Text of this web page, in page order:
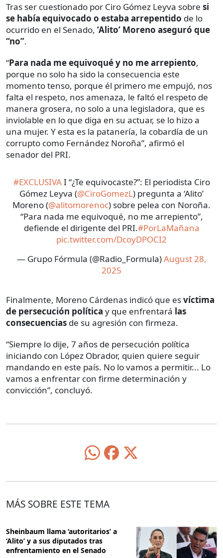
Tras ser cuestionado por Ciro Gómez Leyva sobre si
se había equivocado o estaba arrepentido de lo
ocurrido en el Senado, ‘Alito’ Moreno aseguró que
“no”.
“Para nada me equivoqué y no me arrepiento,
porque no solo ha sido la consecuencia este
momento tenso, porque él primero me empujó, nos
falta el respeto, nos amenaza, le faltó el respeto de
manera grosera, no solo a una legisladora, que es
inviolable en lo que diga en su actuar, se lo hizo a
una mujer. Y esta es la patanería, la cobardía de un
corrupto como Fernández Noroña”, afirmó el
senador del PRI.
#EXCLUSIVAI “¿Te equivocaste?”: El periodista Ciro
Gómez Leyva (@CiroGomezL) pregunta a ‘Alito’
Moreno (@alitomorenoc) sobre pelea con Noroña.
“Para nada me equivoqué, no me arrepiento”,
defiende el dirigente del PRI.#PorLaMañana
pic.twitter.com/DcoyDPOCI2
— Grupo Fórmula (@Radio_Formula)August 28,
2025
Finalmente, Moreno Cárdenas indicó que esvíctima
de persecución política y que enfrentará las
consecuencias de su agresión con firmeza.
“Siempre lo dije, 7 años de persecución política
iniciando con López Obrador, quien quiere seguir
mandando en este país. No lo vamos a permitir... Lo
vamos a enfrentar con firme determinación y
convicción”, concluyó.
MÁS SOBRE ESTE TEMA
Sheinbaum llama ‘autoritarios’ a
‘Alito’ y a sus diputados tras
enfrentamiento en el Senado